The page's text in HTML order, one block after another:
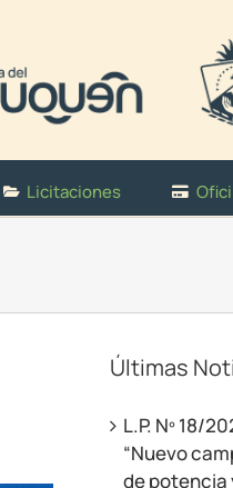
Licitaciones
Últimas
L.P. Nº 18/
“Nuevo
de potencia